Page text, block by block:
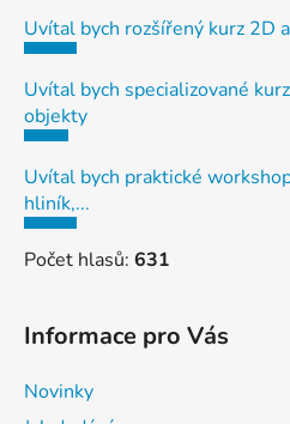
Uvítal bych rozšířený kurz 2D
Uvítal bych specializované
objekty
Uvítal bych praktické
hliník,...
Počet hlasů: 631
Informace pro Vás
Novinky